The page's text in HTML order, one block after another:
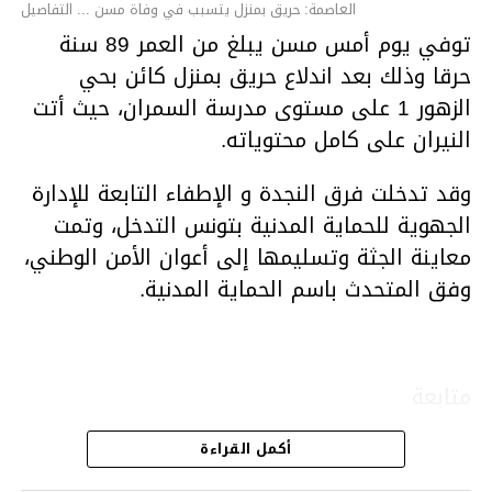
العاصمة: حريق بمنزل يتسبب في وفاة مسن ... التفاصيل
توفي يوم أمس مسن يبلغ من العمر 89 سنة
حرقا وذلك بعد اندلاع حريق بمنزل كائن بحي
الزهور 1 على مستوى مدرسة السمران، حيث أتت
النيران على كامل محتوياته.
وقد تدخلت فرق النجدة و الإطفاء التابعة للإدارة
الجهوية للحماية المدنية بتونس التدخل، وتمت
معاينة الجثة وتسليمها إلى أعوان الأمن الوطني،
وفق المتحدث باسم الحماية المدنية.
أكمل القراءة